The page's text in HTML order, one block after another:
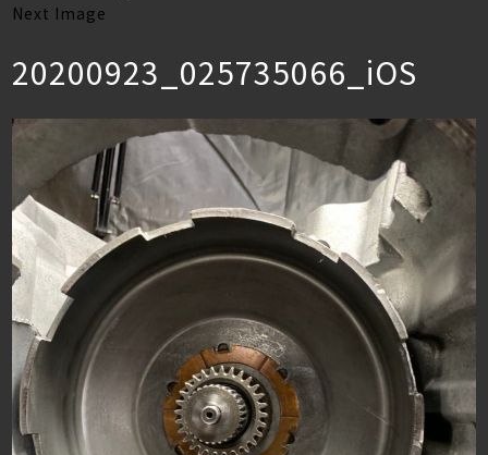
Next Image
20200923_025735066_iOS